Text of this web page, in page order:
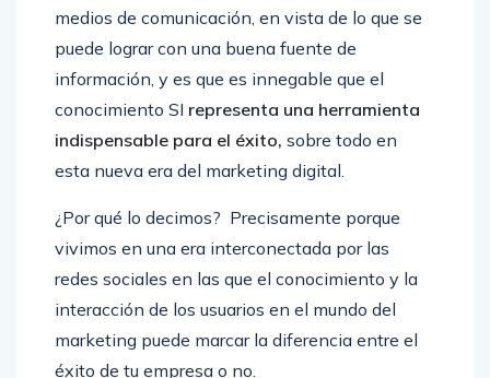
medios de comunicación, en vista de lo que se
puede lograr con una buena fuente de
información, y es que es innegable que el
conocimiento SI representa una herramienta
indispensable para el éxito, sobre todo en
esta nueva era del marketing digital.
¿Por qué lo decimos? Precisamente porque
vivimos en una era interconectada por las
redes sociales en las que el conocimiento y la
interacción de los usuarios en el mundo del
marketing puede marcar la diferencia entre el
éxito de tu empresa o no.